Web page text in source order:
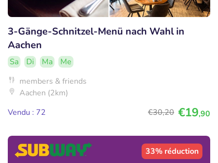
3-Gänge-Schnitzel-Menü nach Wahl in
Aachen
Sa Di Ma
Me
members & friends
Aachen (2km)
Vendu : 72
€30,20 €19,90
33% réduction